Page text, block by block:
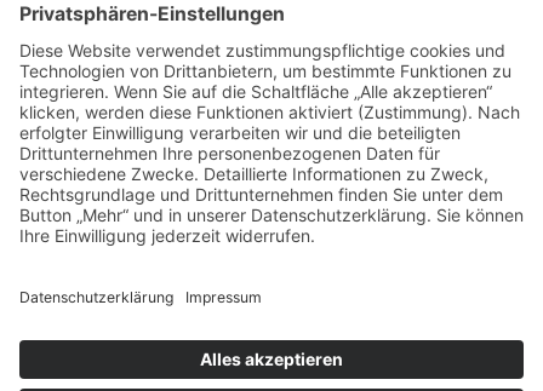
Menü
Home
Kontakt
AGB
Datenschutzerklärung
Impressum
Anschrift
BSI Vertriebs GmbH
Telefax: 004961521873727
E-Mail: info@bsivertrieb.de